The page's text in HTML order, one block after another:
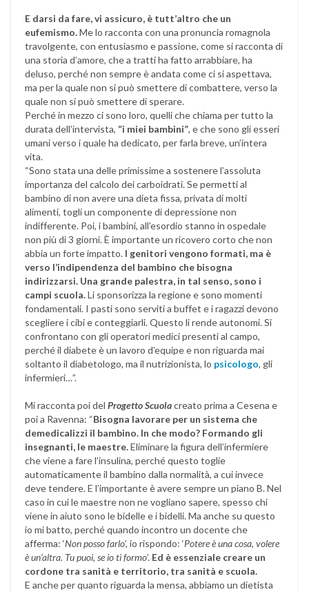
E darsi da fare, vi assicuro, è tutt’altro che un
eufemismo.Me lo racconta con una pronuncia romagnola
travolgente, con entusiasmo e passione, come si racconta di
una storia d’amore, che a tratti ha fatto arrabbiare, ha
deluso, perché non sempre è andata come ci si aspettava,
ma per la quale non si può smettere di combattere, verso la
quale non si può smettere di sperare.
Perché in mezzo ci sono loro, quelli che chiama per tutto la
durata dell’intervista, “i miei bambini”, e che sono gli esseri
umani verso i quale ha dedicato, per farla breve, un’intera
vita.
“Sono stata una delle primissime a sostenere l’assoluta
importanza del calcolo dei carboidrati. Se permetti al
bambino di non avere una dieta fissa, privata di molti
alimenti, togli un componente di depressione non
indifferente. Poi, i bambini, all’esordio stanno in ospedale
non più di 3 giorni. È importante un ricovero corto che non
abbia un forte impatto. I genitori vengono formati, ma è
verso l’indipendenza del bambino che bisogna
indirizzarsi. Una grande palestra, in tal senso, sono i
campi scuola.Li sponsorizza la regione e sono momenti
fondamentali. I pasti sono serviti a buffet e i ragazzi devono
scegliere i cibi e conteggiarli. Questo li rende autonomi. Si
confrontano con gli operatori medici presenti al campo,
perché il diabete è un lavoro d’equipe e non riguarda mai
soltanto il diabetologo, ma il nutrizionista, lo psicologo, gli
infermieri…”.
Mi racconta poi del Progetto Scuolacreato prima a Cesena e
poi a Ravenna: “Bisogna lavorare per un sistema che
demedicalizzi il bambino. In che modo? Formando gli
insegnanti, le maestre.Eliminare la figura dell’infermiere
che viene a fare l’insulina, perché questo toglie
automaticamente il bambino dalla normalità, a cui invece
deve tendere. E l’importante è avere sempre un piano B. Nel
caso in cui le maestre non ne vogliano sapere, spesso chi
viene in aiuto sono le bidelle e i bidelli. Ma anche su questo
io mi batto, perché quando incontro un docente che
afferma: ‘Non posso farlo’, io rispondo: ‘Potere è una cosa, volere
è un’altra. Tu puoi, se io ti formo’. Ed è essenziale creare un
cordone tra sanità e territorio, tra sanità e scuola.
E anche per quanto riguarda la mensa, abbiamo un dietista